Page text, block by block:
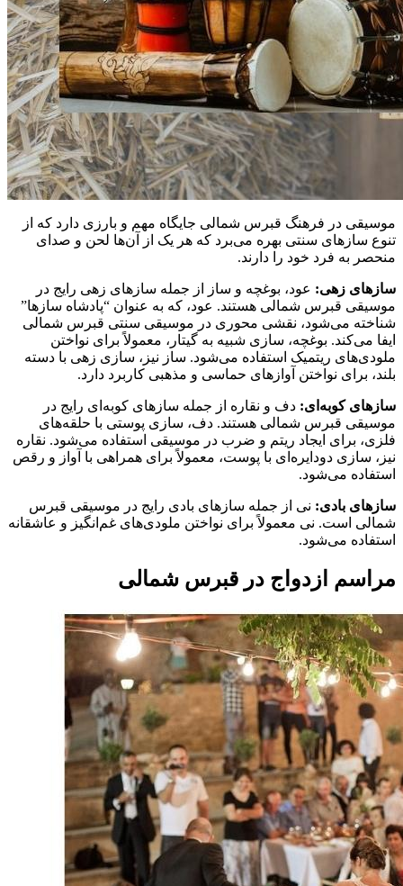
موسیقی در فرهنگ قبرس شمالی جایگاه مهم و بارزی دارد که از
تنوع سازهای سنتی بهره می‌برد که هر یک از آن‌ها لحن و صدای
منحصر به فرد خود را دارند.
سازهای زهی: عود، بوغچه و ساز از جمله سازهای زهی رایج در
موسیقی قبرس شمالی هستند. عود، که به عنوان “پادشاه سازها”
شناخته می‌شود، نقشی محوری در موسیقی سنتی قبرس شمالی
ایفا می‌کند. بوغچه، سازی شبیه به گیتار، معمولاً برای نواختن
ملودی‌های ریتمیک استفاده می‌شود. ساز نیز، سازی زهی با دسته
بلند، برای نواختن آوازهای حماسی و مذهبی کاربرد دارد.
سازهای کوبه‌ای: دف و نقاره از جمله سازهای کوبه‌ای رایج در
موسیقی قبرس شمالی هستند. دف، سازی پوستی با حلقه‌های
فلزی، برای ایجاد ریتم و ضرب در موسیقی استفاده می‌شود. نقاره
نیز، سازی دودایره‌ای با پوست، معمولاً برای همراهی با آواز و رقص
استفاده می‌شود.
سازهای بادی: نی از جمله سازهای بادی رایج در موسیقی قبرس
شمالی است. نی معمولاً برای نواختن ملودی‌های غم‌انگیز و عاشقانه
استفاده می‌شود.
مراسم ازدواج در قبرس شمالی